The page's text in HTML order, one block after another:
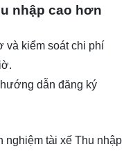
nhập cao hơn
và kiểm soát chi phí
hướng dẫn đăng ký
nghiệm tài xế Thu nhập